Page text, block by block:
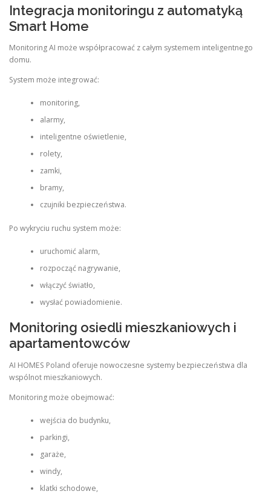
Integracja monitoringu z automatyką
Smart Home
Monitoring AI może współpracować z całym systemem inteligentnego
domu.
System może integrować:
monitoring,
alarmy,
inteligentne oświetlenie,
rolety,
zamki,
bramy,
czujniki bezpieczeństwa.
Po wykryciu ruchu system może:
uruchomić alarm,
rozpocząć nagrywanie,
włączyć światło,
wysłać powiadomienie.
Monitoring osiedli mieszkaniowych i
apartamentowców
AI HOMES Poland oferuje nowoczesne systemy bezpieczeństwa dla
wspólnot mieszkaniowych.
Monitoring może obejmować:
wejścia do budynku,
parkingi,
garaże,
windy,
klatki schodowe,